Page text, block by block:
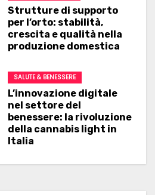
Strutture di supporto
per l’orto: stabilità,
crescita e qualità nella
produzione domestica
SALUTE & BENESSERE
L’innovazione digitale
nel settore del
benessere: la rivoluzione
della cannabis light in
Italia